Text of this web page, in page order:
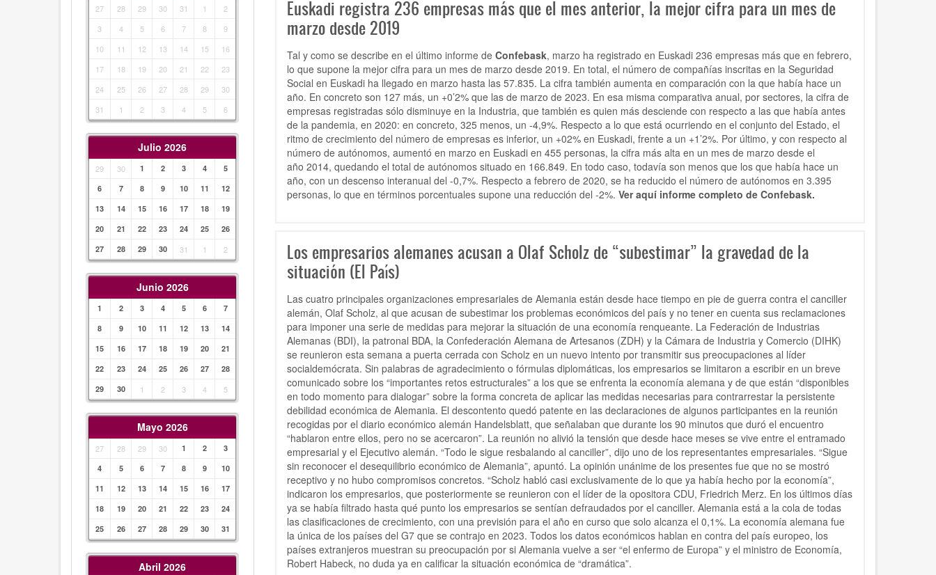
27 28 29 30 31 1
2
3
4 5 6 7 8
9
10
11 12 13 14 15
16
17
18 19 20 21 22
23
24
25 26 27 28 29
30
31
1 2 3 4 5 6
Julio 2026
29 30 1 2 3 4
5
6
7 8 9 10 11
12
13
14 15 16 17 18
19
20
21 22 23 24 25
26
27
28 29 30 31 1 2
Junio 2026
1 2 3 4 5 6
7
8
9 10 11 12 13
14
15
16 17 18 19 20
21
22
23 24 25 26 27
28
29
30 1 2 3 4 5
Mayo 2026
27 28 29 30 1 2
3
4
5 6 7 8 9
10
11
12 13 14 15 16
17
18
19 20 21 22 23
24
25
26 27 28 29 30 31
Abril 2026
Euskadi registra 236 empresas más que el mes anterior, la mejor cifra para un mes de
marzo desde 2019
Tal y como se describe en el último informe de Confebask, marzo ha registrado en Euskadi 236 empresas más que en febrero,
lo que supone la mejor cifra para un mes de marzo desde 2019. En total, el número de compañías inscritas en la Seguridad
Social en Euskadi ha llegado en marzo hasta las 57.835. La cifra también aumenta en comparación con la que había hace un
año. En concreto son 127 más, un +0’2% que las de marzo de 2023. En esa misma comparativa anual, por sectores, la cifra de
empresas registradas sólo disminuye en la Industria, que también es quien más desciende con respecto a las que había antes
de la pandemia, en 2020: en concreto, 325 menos, un -4,9%. Respecto a lo que está ocurriendo en el conjunto del Estado, el
ritmo de crecimiento del número de empresas es inferior, un +02% en Euskadi, frente a un +1’2%. Por último, y con respecto al
número de autónomos, aumentó en marzo en Euskadi en 455 personas, la cifra más alta en un mes de marzo desde el
año 2014, quedando el total de autónomos situado en 166.849. En todo caso, todavía son menos que los que había hace un
año, con un descenso interanual del -0,7%. Respecto a febrero de 2020, se ha reducido el número de autónomos en 3.395
personas, lo que en términos porcentuales supone una reducción del -2%. Ver aquí informe completo de Confebask.
Los empresarios alemanes acusan a Olaf Scholz de “subestimar” la gravedad de la
situación (El País)
Las cuatro principales organizaciones empresariales de Alemania están desde hace tiempo en pie de guerra contra el canciller
alemán, Olaf Scholz, al que acusan de subestimar los problemas económicos del país y no tener en cuenta sus reclamaciones
para imponer una serie de medidas para mejorar la situación de una economía renqueante. La Federación de Industrias
Alemanas (BDI), la patronal BDA, la Confederación Alemana de Artesanos (ZDH) y la Cámara de Industria y Comercio (DIHK)
se reunieron esta semana a puerta cerrada con Scholz en un nuevo intento por transmitir sus preocupaciones al líder
socialdemócrata. Sin palabras de agradecimiento o fórmulas diplomáticas, los empresarios se limitaron a escribir en un breve
comunicado sobre los “importantes retos estructurales” a los que se enfrenta la economía alemana y de que están “disponibles
en todo momento para dialogar” sobre la forma concreta de aplicar las medidas necesarias para contrarrestar la persistente
debilidad económica de Alemania. El descontento quedó patente en las declaraciones de algunos participantes en la reunión
recogidas por el diario económico alemán Handelsblatt, que señalaban que durante los 90 minutos que duró el encuentro
“hablaron entre ellos, pero no se acercaron”. La reunión no alivió la tensión que desde hace meses se vive entre el entramado
empresarial y el Ejecutivo alemán. “Todo le sigue resbalando al canciller”, dijo uno de los representantes empresariales. “Sigue
sin reconocer el desequilibrio económico de Alemania”, apuntó. La opinión unánime de los presentes fue que no se mostró
receptivo y no hubo compromisos concretos. “Scholz habló casi exclusivamente de lo que ya había hecho por la economía”,
indicaron los empresarios, que posteriormente se reunieron con el líder de la opositora CDU, Friedrich Merz. En los últimos días
ya se había filtrado hasta qué punto los empresarios se sentían defraudados por el canciller. Alemania está a la cola de todas
las clasificaciones de crecimiento, con una previsión para el año en curso que solo alcanza el 0,1%. La economía alemana fue
la única de los países del G7 que se contrajo en 2023. Todos los datos económicos hablan en contra del país europeo, los
países extranjeros muestran su preocupación por si Alemania vuelve a ser “el enfermo de Europa” y el ministro de Economía,
Robert Habeck, no duda ya en calificar la situación económica de “dramática”.